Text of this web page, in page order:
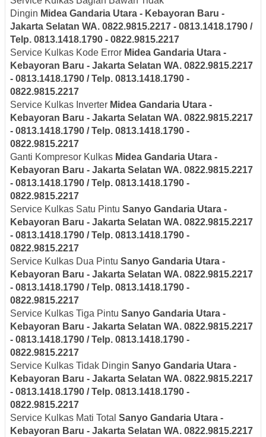
Dingin Midea Gandaria Utara - Kebayoran Baru -
Jakarta Selatan WA. 0822.9815.2217 - 0813.1418.1790 /
Telp. 0813.1418.1790 - 0822.9815.2217
Service Kulkas Kode Error Midea Gandaria Utara -
Kebayoran Baru - Jakarta Selatan WA. 0822.9815.2217
- 0813.1418.1790 / Telp. 0813.1418.1790 -
0822.9815.2217
Service Kulkas Inverter Midea Gandaria Utara -
Kebayoran Baru - Jakarta Selatan WA. 0822.9815.2217
- 0813.1418.1790 / Telp. 0813.1418.1790 -
0822.9815.2217
Ganti Kompresor Kulkas Midea Gandaria Utara -
Kebayoran Baru - Jakarta Selatan WA. 0822.9815.2217
- 0813.1418.1790 / Telp. 0813.1418.1790 -
0822.9815.2217
Service Kulkas Satu Pintu Sanyo Gandaria Utara -
Kebayoran Baru - Jakarta Selatan WA. 0822.9815.2217
- 0813.1418.1790 / Telp. 0813.1418.1790 -
0822.9815.2217
Service Kulkas Dua Pintu Sanyo Gandaria Utara -
Kebayoran Baru - Jakarta Selatan WA. 0822.9815.2217
- 0813.1418.1790 / Telp. 0813.1418.1790 -
0822.9815.2217
Service Kulkas Tiga Pintu Sanyo Gandaria Utara -
Kebayoran Baru - Jakarta Selatan WA. 0822.9815.2217
- 0813.1418.1790 / Telp. 0813.1418.1790 -
0822.9815.2217
Service Kulkas Tidak Dingin Sanyo Gandaria Utara -
Kebayoran Baru - Jakarta Selatan WA. 0822.9815.2217
- 0813.1418.1790 / Telp. 0813.1418.1790 -
0822.9815.2217
Service Kulkas Mati Total Sanyo Gandaria Utara -
Kebayoran Baru - Jakarta Selatan WA. 0822.9815.2217